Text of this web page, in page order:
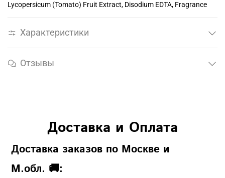
Lycopersicum (Tomato) Fruit Extract, Disodium EDTA, Fragrance
Характеристики
Отзывы
Доставка и Оплата
Доставка заказов по Москве и
М.обл. 🚚: